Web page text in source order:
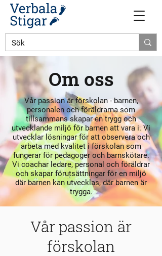
Om oss
Vår passion är förskolan - barnen,
personalen och föräldrarna som
tillsammans skapar en trygg och
utvecklande miljö för barnen att vara i. Vi
utvecklar lösningar för att observera och
arbeta med kvalitet i förskolan som
fungerar för pedagoger och barnskötare.
Vi coachar ledare, personal och föräldrar
och skapar förutsättningar för en miljö
där barnen kan utvecklas, där barnen är
trygga.
Vår passion är
förskolan